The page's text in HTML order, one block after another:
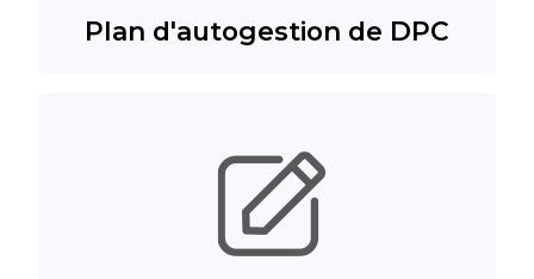
Plan d'autogestion de DPC